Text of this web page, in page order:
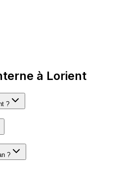
à Lorient
?
?